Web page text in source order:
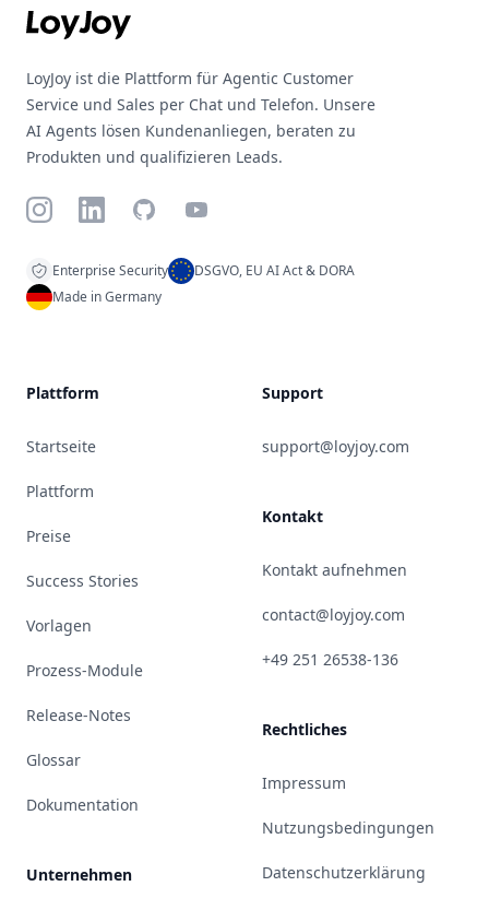
LoyJoy ist die Plattform für Agentic Customer
Service und Sales per Chat und Telefon. Unsere
AI Agents lösen Kundenanliegen, beraten zu
Produkten und qualifizieren Leads.
InstagramLinkedInGitHubYouTube
Enterprise Security
DSGVO, EU AI Act & DORA
Made in Germany
Plattform
Startseite
Plattform
Preise
Success Stories
Vorlagen
Prozess-Module
Release-Notes
Glossar
Dokumentation
Unternehmen
Support
support@loyjoy.com
Kontakt
Kontakt aufnehmen
contact@loyjoy.com
+49 251 26538-136
Rechtliches
Impressum
Nutzungsbedingungen
Datenschutzerklärung